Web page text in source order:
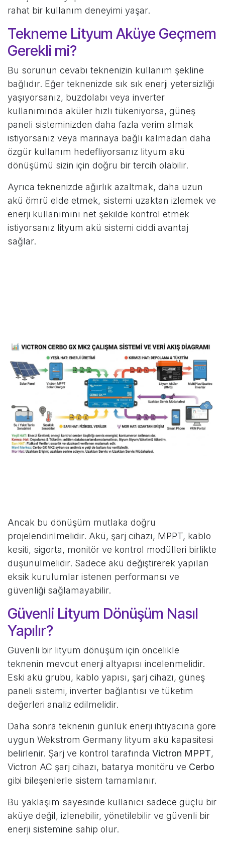
rahat bir kullanım deneyimi yaşar.
Tekneme Lityum Aküye Geçmem
Gerekli mi?
Bu sorunun cevabı teknenizin kullanım şekline
bağlıdır. Eğer teknenizde sık sık enerji yetersizliği
yaşıyorsanız, buzdolabı veya inverter
kullanımında aküler hızlı tükeniyorsa, güneş
paneli sisteminizden daha fazla verim almak
istiyorsanız veya marinaya bağlı kalmadan daha
özgür kullanım hedefliyorsanız lityum akü
dönüşümü sizin için doğru bir tercih olabilir.
Ayrıca teknenizde ağırlık azaltmak, daha uzun
akü ömrü elde etmek, sistemi uzaktan izlemek ve
enerji kullanımını net şekilde kontrol etmek
istiyorsanız lityum akü sistemi ciddi avantaj
sağlar.
Ancak bu dönüşüm mutlaka doğru
projelendirilmelidir. Akü, şarj cihazı, MPPT, kablo
kesiti, sigorta, monitör ve kontrol modülleri birlikte
düşünülmelidir. Sadece akü değiştirerek yapılan
eksik kurulumlar istenen performansı ve
güvenliği sağlamayabilir.
Güvenli Lityum Dönüşüm Nasıl
Yapılır?
Güvenli bir lityum dönüşüm için öncelikle
teknenin mevcut enerji altyapısı incelenmelidir.
Eski akü grubu, kablo yapısı, şarj cihazı, güneş
paneli sistemi, inverter bağlantısı ve tüketim
değerleri analiz edilmelidir.
Daha sonra teknenin günlük enerji ihtiyacına göre
uygun Wekstrom Germany lityum akü kapasitesi
belirlenir. Şarj ve kontrol tarafında Victron MPPT,
Victron AC şarj cihazı, batarya monitörü ve Cerbo
gibi bileşenlerle sistem tamamlanır.
Bu yaklaşım sayesinde kullanıcı sadece güçlü bir
aküye değil, izlenebilir, yönetilebilir ve güvenli bir
enerji sistemine sahip olur.